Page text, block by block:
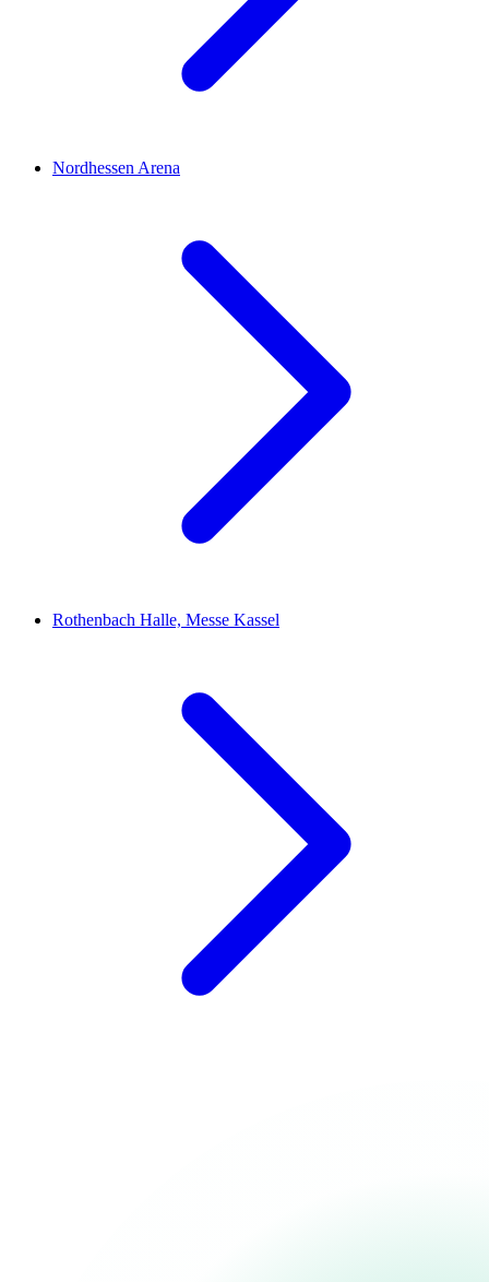
Nordhessen Arena
Rothenbach Halle, Messe Kassel